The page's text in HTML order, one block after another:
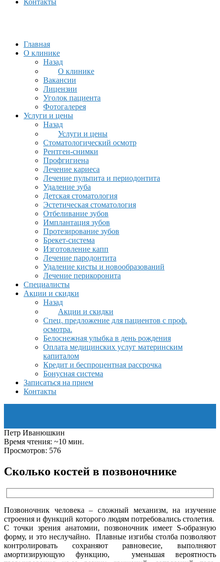
Контакты
Главная
О клинике
Назад
О клинике
Вакансии
Лицензии
Уголок пациента
Фотогалерея
Услуги и цены
Назад
Услуги и цены
Стоматологический осмотр
Рентген-снимки
Профгигиена
Лечение кариеса
Лечение пульпита и периодонтита
Удаление зуба
Детская стоматология
Эстетическая стоматология
Отбеливание зубов
Имплантация зубов
Протезирование зубов
Брекет-система
Изготовление капп
Лечение пародонтита
Удаление кисты и новообразований
Лечение перикоронита
Специалисты
Акции и скидки
Назад
Акции и скидки
Спец. предложение для пациентов с проф.
осмотра.
Белоснежная улыбка в день рождения
Оплата медицинских услуг материнским
капиталом
Кредит и беспроцентная рассрочка
Бонусная система
Записаться на прием
Контакты
Петр Иванюшкин
Время чтения: ~10 мин.
Просмотров: 576
Cколько костей в позвоночнике
Позвоночник человека – сложный механизм, на изучение
строения и функций которого людям потребовались столетия.
С точки зрения анатомии, позвоночник имеет S-образную
форму, и это неслучайно. Плавные изгибы столба позволяют
контролировать сохраняют равновесие, выполняют
амортизирующую функцию, уменьшая вероятность